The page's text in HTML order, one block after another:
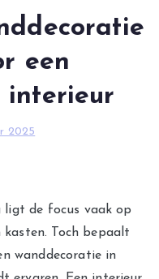
een
interieur
2025
ligt de focus vaak op
Toch bepaalt
wanddecoratie in